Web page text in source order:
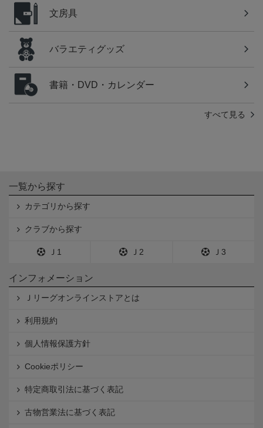
文房具
バラエティグッズ
書籍・DVD・カレンダー
すべて見る
一覧から探す
カテゴリから探す
クラブから探す
Ｊ1 Ｊ2 Ｊ3
インフォメーション
Ｊリーグオンラインストアとは
利用規約
個人情報保護方針
Cookieポリシー
特定商取引法に基づく表記
古物営業法に基づく表記